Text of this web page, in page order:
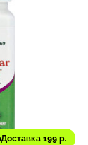
Доставка 199 р.